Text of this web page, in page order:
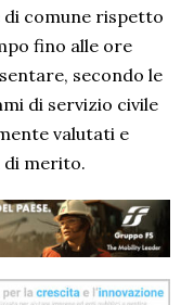
di comune rispetto
fino alle ore
secondo le
di servizio civile
valutati e
di merito.